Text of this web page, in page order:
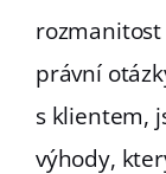
právní
s klientem,
výhody,